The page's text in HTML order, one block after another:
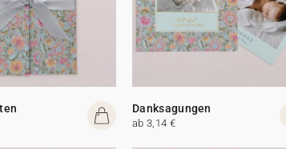
Danksagungen
ab 3,14 €